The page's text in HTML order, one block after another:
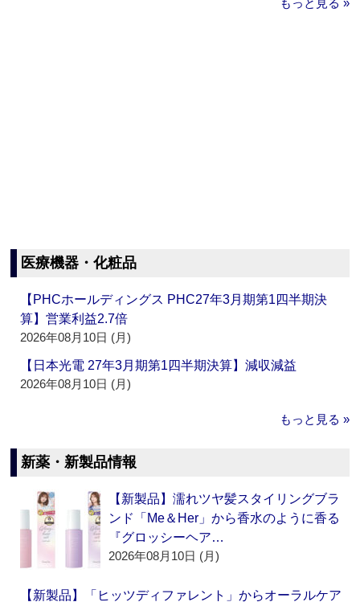
もっと見る »
医療機器・化粧品
【PHCホールディングス PHC27年3月期第1四半期決
算】営業利益2.7倍
2026年08月10日 (月)
【日本光電 27年3月期第1四半期決算】減収減益
2026年08月10日 (月)
もっと見る »
新薬・新製品情報
【新製品】濡れツヤ髪スタイリングブラ
ンド「Me＆Her」から香水のように香る
『グロッシーヘア…
2026年08月10日 (月)
【新製品】「ヒッツディファレント」からオーラルケア